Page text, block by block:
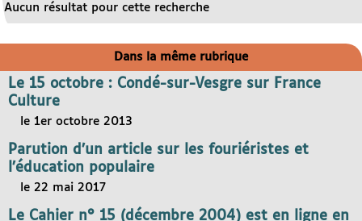
Aucun résultat pour cette recherche
Dans la même rubrique
Le 15 octobre : Condé-sur-Vesgre sur France
Culture
le 1er octobre 2013
Parution d’un article sur les fouriéristes et
l’éducation populaire
le 22 mai 2017
Le Cahier n° 15 (décembre 2004) est en ligne en